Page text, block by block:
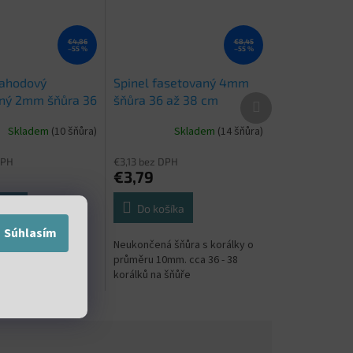
Súhlasím
€4,86
–55 %
2mm šňůra 36
Skladem (10 šňůra)
€8,45
–55 %
Spinel fasetovaný 4mm
šňůra 36 až 38 cm
Skladem (14 šňůra)
€3,13 bez DPH
€3,79
Do košíka
Neukončená šňůra s korálky o
průměru 10mm. cca 36 - 38
korálků na šňůře